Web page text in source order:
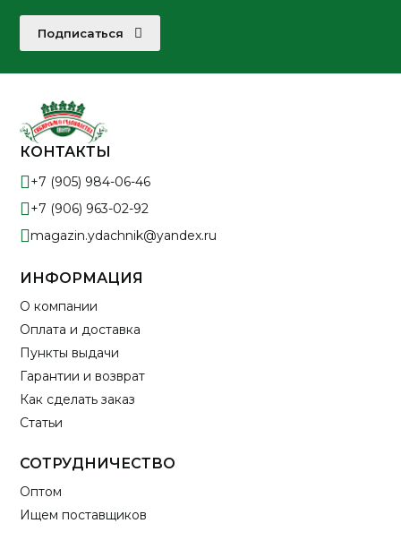
Подписаться
КОНТАКТЫ
+7 (905) 984-06-46
+7 (906) 963-02-92
magazin.ydachnik@yandex.ru
ИНФОРМАЦИЯ
О компании
Оплата и доставка
Пункты выдачи
Гарантии и возврат
Как сделать заказ
Статьи
СОТРУДНИЧЕСТВО
Оптом
Ищем поставщиков